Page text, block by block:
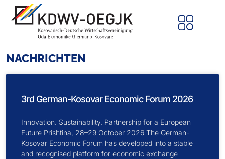
NACHRICHTEN
3rd German-Kosovar Economic Forum 2026
Innovation. Sustainability. Partnership for a European
Future Prishtina, 28–29 October 2026 The German-
Kosovar Economic Forum has developed into a stable
and recognised platform for economic exchange